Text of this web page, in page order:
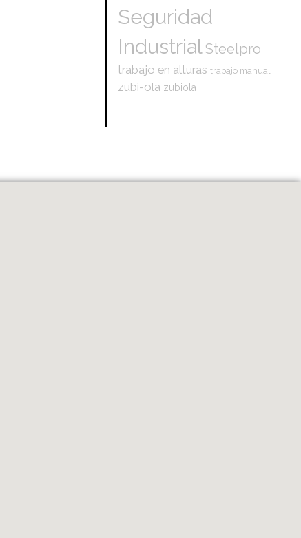
Seguridad
IndustrialSteelpro
trabajo en alturas trabajo manual
zubi-ola zubiola